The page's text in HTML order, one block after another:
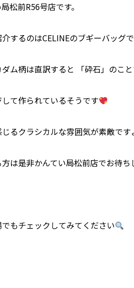
松前R56号店です。
するのはCELINEのブギーバッグ
ダム柄は直訳すると 「砕石」のこ
て作られているそうです
るクラシカルな雰囲気が素敵で
は是非かんてい局松前店でお待ち
もチェックしてみてください